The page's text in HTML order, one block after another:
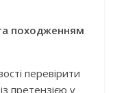
походженням
перевірити
претензією у